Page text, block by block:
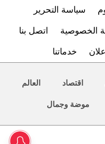
سياسة التحرير
الخصوصية اتصل بنا
خدماتنا
اقتصاد العالم
موضة وجمال